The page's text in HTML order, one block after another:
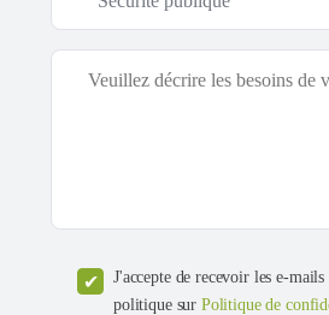
J'accepte de recevoir les e-
politique sur Politique de